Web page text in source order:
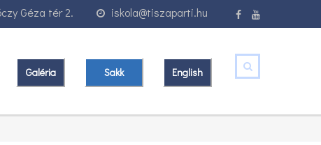
iskola@tiszaparti.hu
Géza tér 2.
Galéria Sakk English